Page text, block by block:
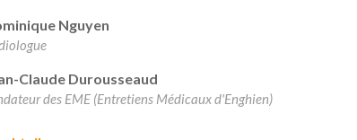
Nguyen
Claude Durousseaud
des EME (Entretiens Médicaux d'Enghien)